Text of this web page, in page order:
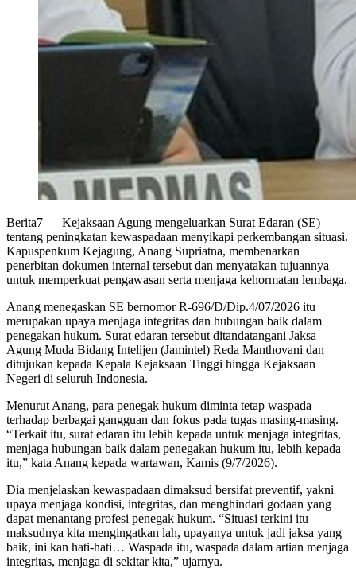
Berita7 — Kejaksaan Agung mengeluarkan Surat Edaran (SE)
tentang peningkatan kewaspadaan menyikapi perkembangan situasi.
Kapuspenkum Kejagung, Anang Supriatna, membenarkan
penerbitan dokumen internal tersebut dan menyatakan tujuannya
untuk memperkuat pengawasan serta menjaga kehormatan lembaga.
Anang menegaskan SE bernomor R-696/D/Dip.4/07/2026 itu
merupakan upaya menjaga integritas dan hubungan baik dalam
penegakan hukum. Surat edaran tersebut ditandatangani Jaksa
Agung Muda Bidang Intelijen (Jamintel) Reda Manthovani dan
ditujukan kepada Kepala Kejaksaan Tinggi hingga Kejaksaan
Negeri di seluruh Indonesia.
Menurut Anang, para penegak hukum diminta tetap waspada
terhadap berbagai gangguan dan fokus pada tugas masing-masing.
“Terkait itu, surat edaran itu lebih kepada untuk menjaga integritas,
menjaga hubungan baik dalam penegakan hukum itu, lebih kepada
itu,” kata Anang kepada wartawan, Kamis (9/7/2026).
Dia menjelaskan kewaspadaan dimaksud bersifat preventif, yakni
upaya menjaga kondisi, integritas, dan menghindari godaan yang
dapat menantang profesi penegak hukum. “Situasi terkini itu
maksudnya kita mengingatkan lah, upayanya untuk jadi jaksa yang
baik, ini kan hati-hati… Waspada itu, waspada dalam artian menjaga
integritas, menjaga di sekitar kita,” ujarnya.